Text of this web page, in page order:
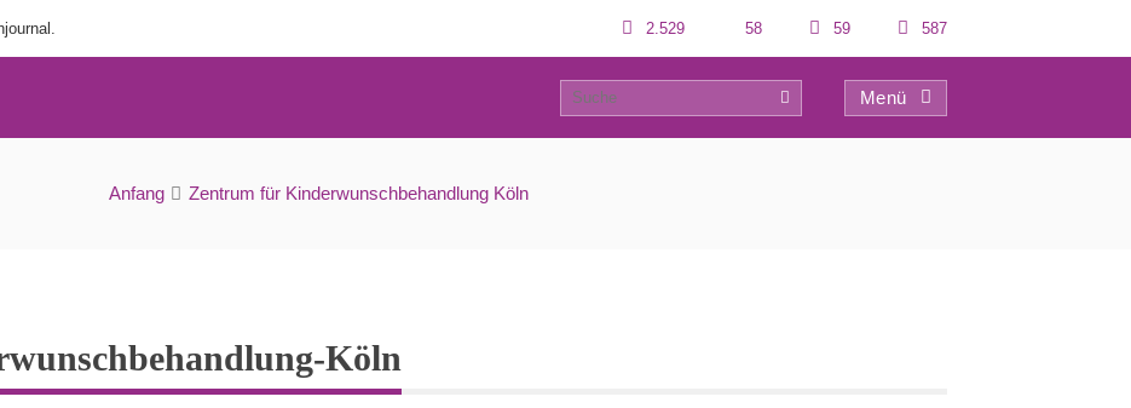
2.529 58 59 587
Menü
Zentrum-für-Kinderwunschbehandlung-Köln
0 0
Anfang Zentrum für Kinderwunschbehandlung Köln
Köln